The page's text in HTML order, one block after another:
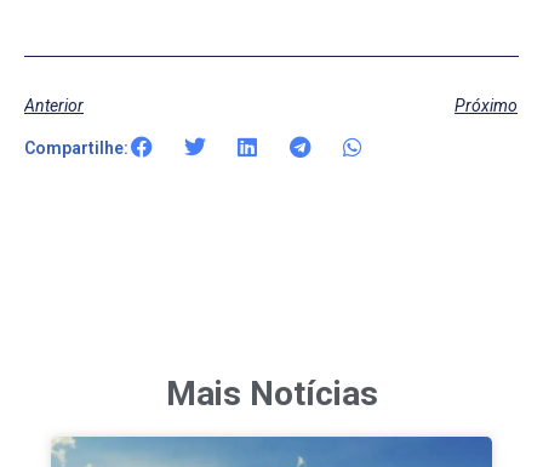
Anterior Próximo
Compartilhe:
Mais Notícias